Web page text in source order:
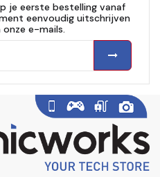
je eerste bestelling vanaf
eenvoudig uitschrijven
onze e-mails.